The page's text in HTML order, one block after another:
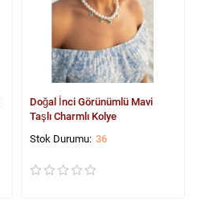
Doğal İnci Görünümlü Mavi
Taşlı Charmlı Kolye
36